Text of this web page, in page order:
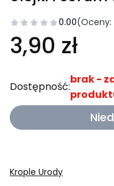
0.00(Oceny:
3,90 zł
Dostępność:
brak -
Krople Urody